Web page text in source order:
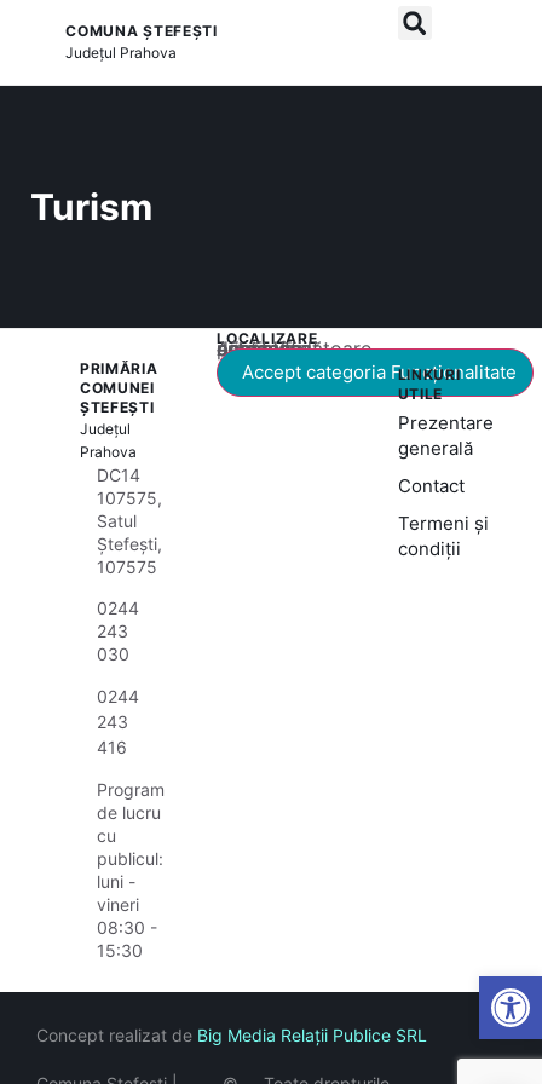
COMUNA ȘTEFEȘTI
Județul Prahova
Turism
PRIMĂRIA
COMUNEI
ȘTEFEȘTI
Județul
Prahova
DC14
107575,
Satul
Ștefești,
107575
0244
243
030
0244
243
416
Program
de lucru
cu
publicul:
luni -
vineri
08:30 -
15:30
LOCALIZARE
Acest conținut este blocat până când acceptați categoria corespunzătoare de cookie-uri.
Accept categoria Funcționalitate
LINKURI
UTILE
Prezentare
generală
Contact
Termeni și
condiții
Concept realizat de Big Media Relații Publice SRL